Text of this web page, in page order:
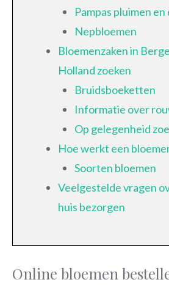
Pampas pluimen
Nepbloemen
Bloemenzaken in
Holland zoeken
Bruidsboeketten
Informatie over
Op gelegenheid
Hoe werkt een
Soorten bloemen
Veelgestelde vragen
huis bezorgen
Online bloemen